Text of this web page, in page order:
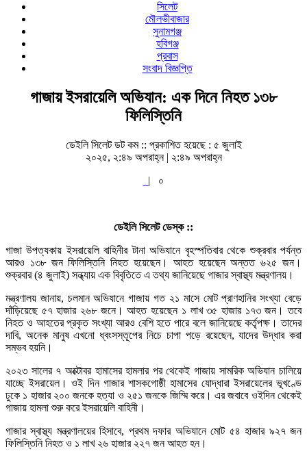
সিলেট
মৌলভীবাজার
সুনামগঞ্জ
হবিগঞ্জ
প্রবাস
সংবাদ বিজ্ঞপ্তি
গাজায় ইসরায়েলি অভিযান: এক দিনে নিহত ১৩৮
ফিলিস্তিনি
ডেইলি সিলেট ডট কম :: প্রকাশিত হয়েছে : ৫ জুলাই
২০২৫, ২:৪৯ অপরাহ্ন | ২:৪৯ অপরাহ্ন
|
০
ডেইলি সিলেট ডেস্ক ::
গাজা উপত্যকায় ইসরায়েলি বাহিনীর টানা অভিযানে বৃহস্পতিবার থেকে শুক্রবার পর্যন্ত
আরও ১৩৮ জন ফিলিস্তিনি নিহত হয়েছেন। আহত হয়েছেন অন্তত ৬২৫ জন।
শুক্রবার (৪ জুলাই) সন্ধ্যায় এক বিবৃতিতে এ তথ্য জানিয়েছে গাজার স্বাস্থ্য মন্ত্রণালয়।
মন্ত্রণালয় জানায়, চলমান অভিযানে গাজায় গত ২১ মাসে মোট প্রাণহানির সংখ্যা বেড়ে
দাঁড়িয়েছে ৫৭ হাজার ২৬৮ জনে। আহত হয়েছেন ১ লাখ ৩৫ হাজার ১৭৩ জন। তবে
নিহত ও আহতের প্রকৃত সংখ্যা আরও বেশি হতে পারে বলে জানিয়েছে কর্তৃপক্ষ। তাদের
দাবি, অনেক মানুষ এখনো ধ্বংসস্তূপের নিচে চাপা পড়ে রয়েছেন, যাদের উদ্ধার করা
সম্ভব হয়নি।
২০২৩ সালের ৭ অক্টোবর হামাসের হামলার পর থেকেই গাজায় সামরিক অভিযান চালিয়ে
যাচ্ছে ইসরায়েল। ওই দিন গাজার শাসকগোষ্ঠী হামাসের যোদ্ধারা ইসরায়েলের ভূখণ্ডে
ঢুকে ১ হাজার ২০০ জনকে হত্যা ও ২৫১ জনকে জিম্মি করে। এর জবাবে ওইদিন থেকেই
গাজায় হামলা শুরু করে ইসরায়েলি বাহিনী।
গাজার স্বাস্থ্য মন্ত্রণালয়ের হিসাবে, প্রথম দফার অভিযানে মোট ৫৪ হাজার ৯২৭ জন
ফিলিস্তিনি নিহত ও ১ লাখ ২৬ হাজার ২২৭ জন আহত হন।